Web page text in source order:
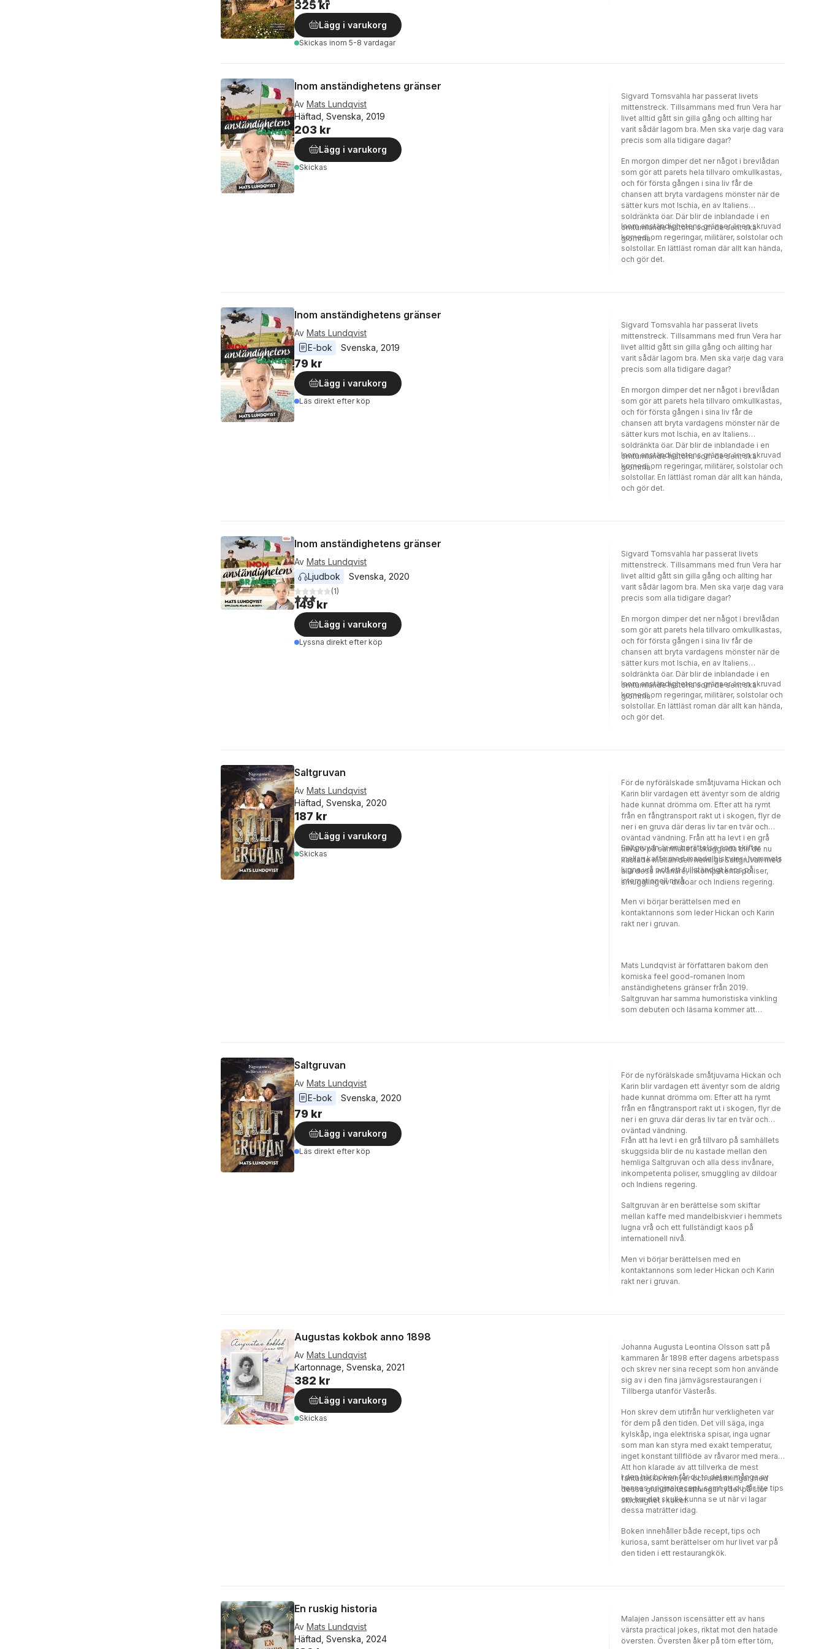
325 kr
Lägg i varukorg
Skickas inom 5-8 vardagar
Inom anständighetens gränser
Av Mats Lundqvist
Häftad, Svenska, 2019
203 kr
Lägg i varukorg
Skickas
Sigvard Tornsvahla har passerat livets
mittenstreck. Tillsammans med frun Vera har
livet alltid gått sin gilla gång och allting har
varit sådär lagom bra. Men ska varje dag vara
precis som alla tidigare dagar?
En morgon dimper det ner något i brevlådan
som gör att parets hela tillvaro omkullkastas,
och för första gången i sina liv får de
chansen att bryta vardagens mönster när de
sätter kurs mot Ischia, en av Italiens
soldränkta öar. Där blir de inblandade i en
omtumlande historia som de sent ska
glömma.
Inom anständighetens gränser är en skruvad
komedi om regeringar, militärer, solstolar och
solstollar. En lättläst roman där allt kan hända,
och gör det.
Inom anständighetens gränser
Av Mats Lundqvist
E-bok
Svenska 2019
79 kr
Lägg i varukorg
Läs direkt efter köp
Sigvard Tornsvahla har passerat livets
mittenstreck. Tillsammans med frun Vera har
livet alltid gått sin gilla gång och allting har
varit sådär lagom bra. Men ska varje dag vara
precis som alla tidigare dagar?
En morgon dimper det ner något i brevlådan
som gör att parets hela tillvaro omkullkastas,
och för första gången i sina liv får de
chansen att bryta vardagens mönster när de
sätter kurs mot Ischia, en av Italiens
soldränkta öar. Där blir de inblandade i en
omtumlande historia som de sent ska
glömma.
Inom anständighetens gränser är en skruvad
komedi om regeringar, militärer, solstolar och
solstollar. En lättläst roman där allt kan hända,
och gör det.
Inom anständighetens gränser
Av Mats Lundqvist
Ljudbok
Svenska 2020
3,0utav 5 stjärnor. Totalt antal röster:
(1)
149 kr
Lägg i varukorg
Lyssna direkt efter köp
Sigvard Tornsvahla har passerat livets
mittenstreck. Tillsammans med frun Vera har
livet alltid gått sin gilla gång och allting har
varit sådär lagom bra. Men ska varje dag vara
precis som alla tidigare dagar?
En morgon dimper det ner något i brevlådan
som gör att parets hela tillvaro omkullkastas,
och för första gången i sina liv får de
chansen att bryta vardagens mönster när de
sätter kurs mot Ischia, en av Italiens
soldränkta öar. Där blir de inblandade i en
omtumlande historia som de sent ska
glömma.
Inom anständighetens gränser är en skruvad
komedi om regeringar, militärer, solstolar och
solstollar. En lättläst roman där allt kan hända,
och gör det.
Saltgruvan
Av Mats Lundqvist
Häftad, Svenska, 2020
187 kr
Lägg i varukorg
Skickas
För de nyförälskade småtjuvarna Hickan och
Karin blir vardagen ett äventyr som de aldrig
hade kunnat drömma om. Efter att ha rymt
från en fångtransport rakt ut i skogen, flyr de
ner i en gruva där deras liv tar en tvär och
oväntad vändning. Från att ha levt i en grå
tillvaro på samhällets skuggsida blir de nu
kastade mellan den hemliga Saltgruvan med
alla dess invånare, inkompetenta poliser,
smuggling av dildoar och Indiens regering.
Saltgruvan är en berättelse som skiftar
mellan kaffe med mandelbiskvier i hemmets
lugna vrå och ett fullständigt kaos på
internationell nivå.
Men vi börjar berättelsen med en
kontaktannons som leder Hickan och Karin
rakt ner i gruvan.
Mats Lundqvist är författaren bakom den
komiska feel good-romanen Inom
anständighetens gränser från 2019.
Saltgruvan har samma humoristiska vinkling
som debuten och läsarna kommer att
komisk skrivstil och kan beskriva miljöer,
och bladvändare.
Saltgruvan
Av Mats Lundqvist
E-bok
Svenska 2020
79 kr
Lägg i varukorg
Läs direkt efter köp
För de nyförälskade småtjuvarna Hickan och
Karin blir vardagen ett äventyr som de aldrig
hade kunnat drömma om. Efter att ha rymt
från en fångtransport rakt ut i skogen, flyr de
ner i en gruva där deras liv tar en tvär och
oväntad vändning.
Från att ha levt i en grå tillvaro på samhällets
skuggsida blir de nu kastade mellan den
hemliga Saltgruvan och alla dess invånare,
inkompetenta poliser, smuggling av dildoar
och Indiens regering.
Saltgruvan är en berättelse som skiftar
mellan kaffe med mandelbiskvier i hemmets
lugna vrå och ett fullständigt kaos på
internationell nivå.
Men vi börjar berättelsen med en
kontaktannons som leder Hickan och Karin
rakt ner i gruvan.
Augustas kokbok anno 1898
Av Mats Lundqvist
Kartonnage, Svenska, 2021
382 kr
Lägg i varukorg
Skickas
Johanna Augusta Leontina Olsson satt på
kammaren år 1898 efter dagens arbetspass
och skrev ner sina recept som hon använde
sig av i den fina järnvägsrestaurangen i
Tillberga utanför Västerås.
Hon skrev dem utifrån hur verkligheten var
för dem på den tiden. Det vill säga, inga
kylskåp, inga elektriska spisar, inga ugnar
som man kan styra med exakt temperatur,
inget konstant tillflöde av råvaror med mera.
Att hon klarade av att tillverka de mest
fantastiska menyer och anrättningar med
dessa grundförutsättningar tyder på stor
skicklighet i köket.
I den här boken får du ta del av många av
hennes originalrecept, samt att du får lite tips
om hur det skulle kunna se ut när vi lagar
dessa maträtter idag.
Boken innehåller både recept, tips och
kuriosa, samt berättelser om hur livet var på
den tiden i ett restaurangkök.
En ruskig historia
Av Mats Lundqvist
Häftad, Svenska, 2024
Malajen Jansson iscensätter ett av hans
värsta practical jokes, riktat mot den hatade
översten. Översten åker på törn efter törn,